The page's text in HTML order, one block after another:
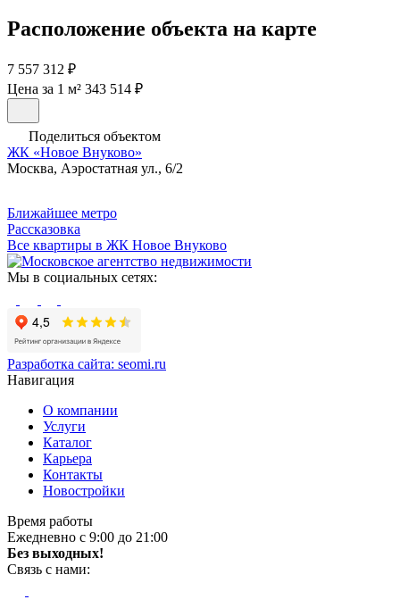
Расположение объекта на карте
7 557 312 ₽
Цена за 1 м² 343 514 ₽
Поделиться объектом
ЖК «Новое Внуково»
Москва, Аэростатная ул., 6/2
Ближайшее метро
Рассказовка
Все квартиры в ЖК Новое Внуково
Мы в социальных сетях:
Разработка сайта: seomi.ru
Навигация
О компании
Услуги
Каталог
Карьера
Контакты
Новостройки
Время работы
Ежедневно с 9:00 до 21:00
Без выходных!
Связь с нами: